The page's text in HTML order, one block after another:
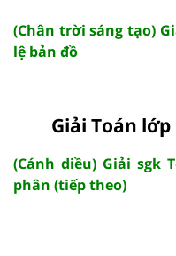
(Chân trời sáng tạo)
lệ bản đồ
Giải Toán lớp
(Cánh diều) Giải sgk
phân (tiếp theo)